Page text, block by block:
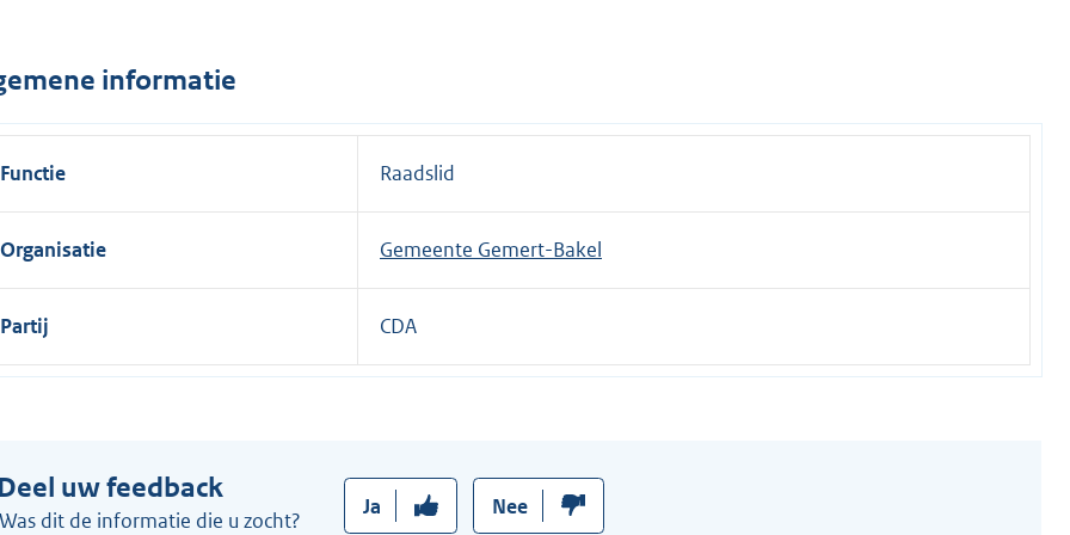
l
n
:
informatie
Functie Raadslid
Organisatie Gemeente Gemert-Bakel
Partij CDA
uw feedback
Was dit de informatie die u zocht?
Ja Nee